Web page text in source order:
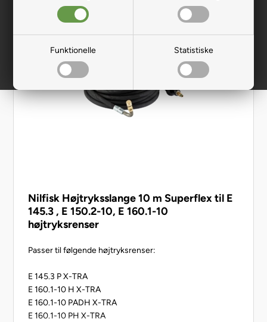
Funktionelle Statistiske
Nilfisk Højtryksslange 10 m Superflex til E
145.3 , E 150.2-10, E 160.1-10
højtryksrenser
Passer til følgende højtryksrenser:
E 145.3 P X-TRA
E 160.1-10 H X-TRA
E 160.1-10 PADH X-TRA
E 160.1-10 PH X-TRA